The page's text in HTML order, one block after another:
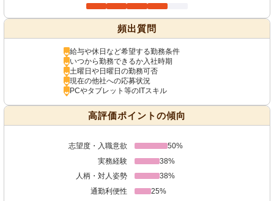
頻出質問
給与や休日など希望する勤務条件
いつから勤務できるか入社時期
土曜日や日曜日の勤務可否
現在の他社への応募状況
PCやタブレット等のITスキル
高評価ポイントの傾向
志望度・入職意欲
50%
実務経験
38%
人柄・対人姿勢
38%
通勤利便性
25%